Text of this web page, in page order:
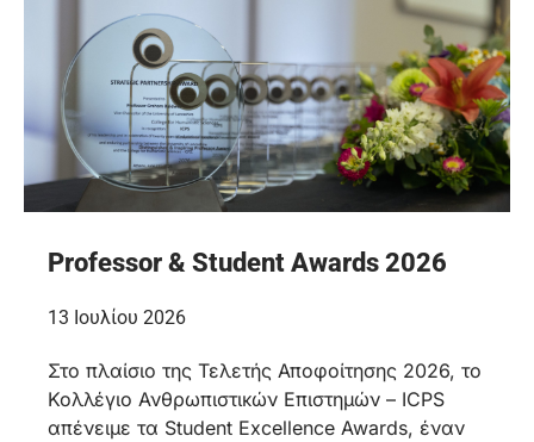
Professor & Student Awards 2026
13 Ιουλίου 2026
Στο πλαίσιο της Τελετής Αποφοίτησης 2026, το
Κολλέγιο Ανθρωπιστικών Επιστημών – ICPS
απένειμε τα Student Excellence Awards, έναν